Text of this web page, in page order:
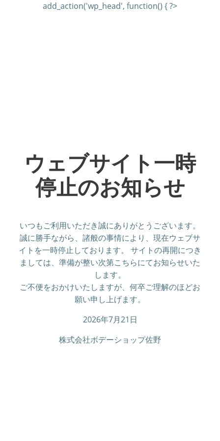
add_action('wp_head', function() { ?>
ウェブサイト一時
停止のお知らせ
いつもご利用いただき誠にありがとうございます。
誠に勝手ながら、諸般の事情により、現在ウェブサ
イトを一時停止しております。 サイトの再開につき
ましては、準備が整い次第こちらにてお知らせいた
します。
ご不便をおかけいたしますが、何卒ご理解のほどお
願い申し上げます。
2026年7月21日
株式会社ボデーショップ佐野